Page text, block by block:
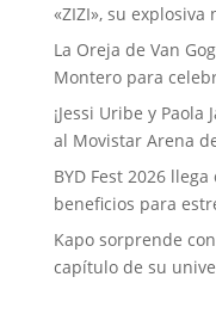
«ZIZI», su
La Oreja de Van
Montero para
¡Jessi Uribe y Paola
al Movistar Arena
BYD Fest 2026
beneficios para
Kapo sorprende con
capítulo de su